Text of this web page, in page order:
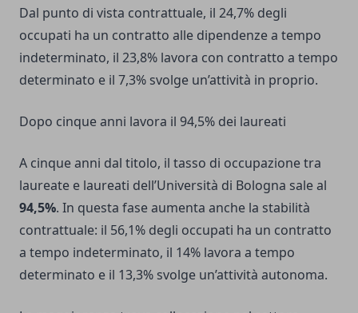
Dal punto di vista contrattuale, il 24,7% degli
occupati ha un contratto alle dipendenze a tempo
indeterminato, il 23,8% lavora con contratto a tempo
determinato e il 7,3% svolge un’attività in proprio.
Dopo cinque anni lavora il 94,5% dei laureati
A cinque anni dal titolo, il tasso di occupazione tra
laureate e laureati dell’Università di Bologna sale al
94,5%. In questa fase aumenta anche la stabilità
contrattuale: il 56,1% degli occupati ha un contratto
a tempo indeterminato, il 14% lavora a tempo
determinato e il 13,3% svolge un’attività autonoma.